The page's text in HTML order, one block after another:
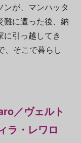
ンが、マンハッタ
難に遭った後、納
引っ越してき
、そこで暮らし
／ヴェルト
ラ・レワロ